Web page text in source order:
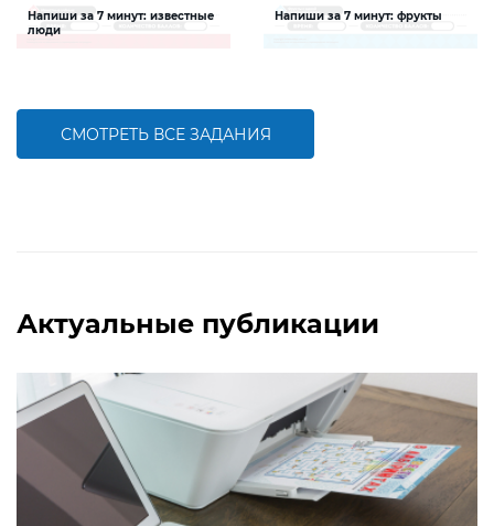
Напиши за 7 минут: известные
люди
Напиши за 7 минут: фрукты
СМОТРЕТЬ ВСЕ ЗАДАНИЯ
Актуальные публикации